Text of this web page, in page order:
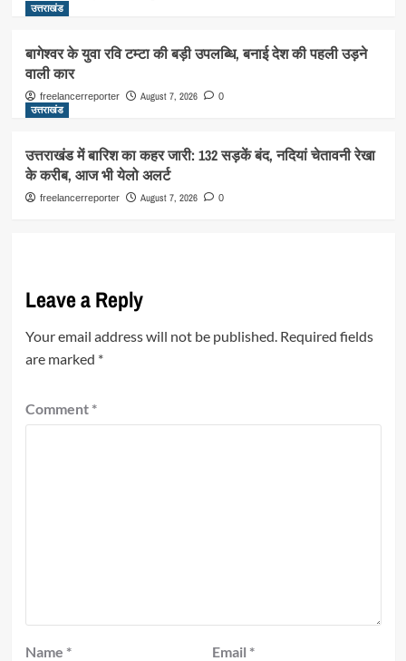
उत्तराखंड
बागेश्वर के युवा रवि टम्टा की बड़ी उपलब्धि, बनाई देश की पहली उड़ने
वाली कार
freelancerreporter August 7, 2026 0
उत्तराखंड
उत्तराखंड में बारिश का कहर जारी: 132 सड़कें बंद, नदियां चेतावनी रेखा
के करीब, आज भी येलो अलर्ट
freelancerreporter August 7, 2026 0
Leave a Reply
Your email address will not be published. Required fields
are marked *
Comment *
Name * Email *